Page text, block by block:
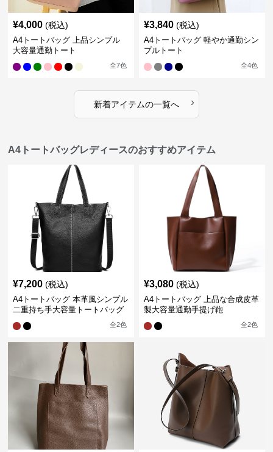
¥4,000 (税込)
A4トートバッグ 上品シンプル
大容量通勤トート
全7色
¥3,840 (税込)
A4トートバッグ 軽やか通勤シン
プルトート
全4色
新着アイテムの一覧へ ›
A4トートバッグレディースのおすすめアイテム
¥7,200 (税込)
A4トートバッグ 本革風シンプル
二重持ち手大容量トートバッグ
全2色
¥3,080 (税込)
A4トートバッグ 上品な合成皮革
製大容量通勤手提げ鞄
全2色